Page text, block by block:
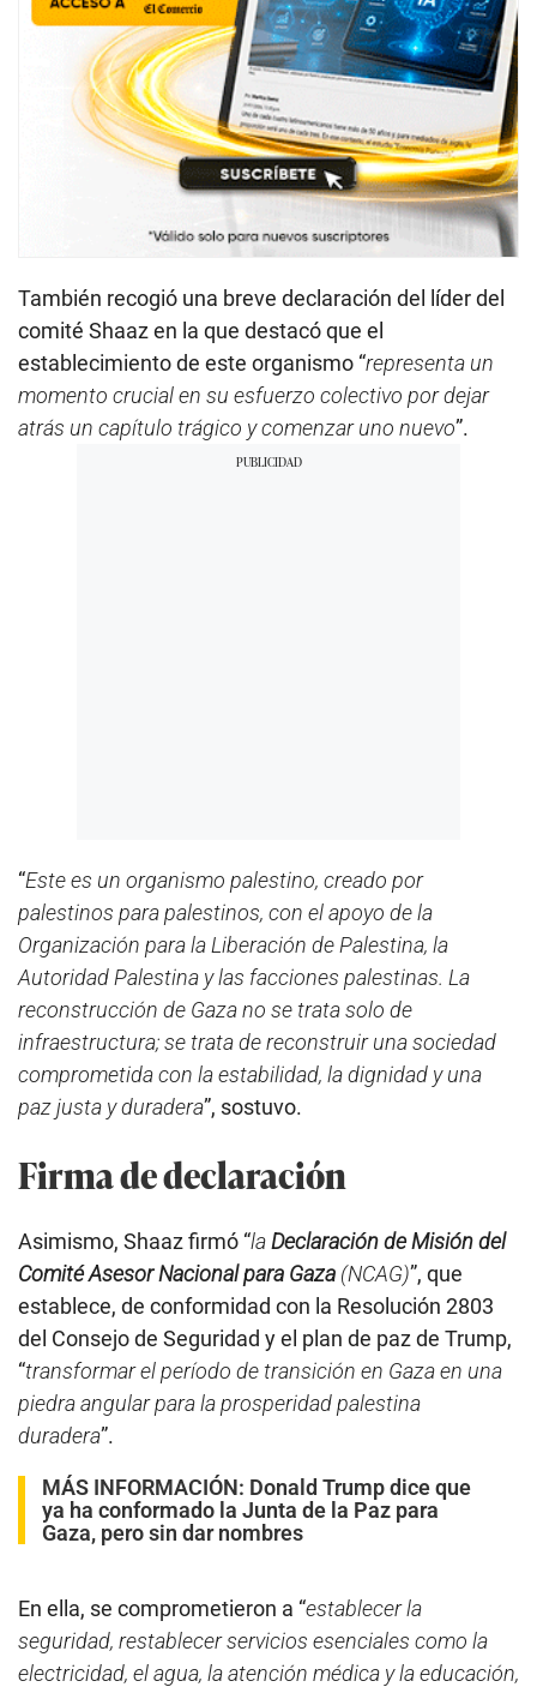
También recogió una breve declaración del líder del
comité Shaaz en la que destacó que el
establecimiento de este organismo “representa un
momento crucial en su esfuerzo colectivo por dejar
atrás un capítulo trágico y comenzar uno nuevo”.
“Este es un organismo palestino, creado por
palestinos para palestinos, con el apoyo de la
Organización para la Liberación de Palestina, la
Autoridad Palestina y las facciones palestinas. La
reconstrucción de Gaza no se trata solo de
infraestructura; se trata de reconstruir una sociedad
comprometida con la estabilidad, la dignidad y una
paz justa y duradera”, sostuvo.
Firma de declaración
Asimismo, Shaaz firmó “laDeclaración de Misión del
Comité Asesor Nacional para Gaza (NCAG)”, que
establece, de conformidad con la Resolución 2803
del Consejo de Seguridad y el plan de paz de Trump,
“transformar el período de transición en Gaza en una
piedra angular para la prosperidad palestina
duradera”.
MÁS INFORMACIÓN: Donald Trump dice que
ya ha conformado la Junta de la Paz para
Gaza, pero sin dar nombres
En ella, se comprometieron a “establecer la
seguridad, restablecer servicios esenciales como la
electricidad, el agua, la atención médica y la educación,